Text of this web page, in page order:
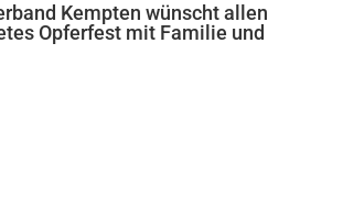
Kempten wünscht allen
Opferfest mit Familie und